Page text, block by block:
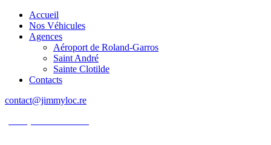
Accueil
Nos Véhicules
Agences
Aéroport de Roland-Garros
Saint André
Sainte Clotilde
Contacts
contact@jimmyloc.re